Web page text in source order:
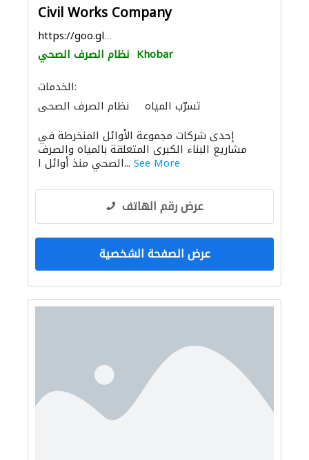
Civil Works Company
https://goo.gl/maps/VWri14ssrfBSxjAN6
نظام الصرف الصحي Khobar
الخدمات:
نظام الصرف الصحي
تسرّب المياه
إحدى شركات مجموعة الأوائل المنخرطة في
مشاريع البناء الكبرى المتعلقة بالمياه والصرف
الصحي منذ أوائل ا... See More
عرض رقم الهاتف
عرض الصفحة الشخصية